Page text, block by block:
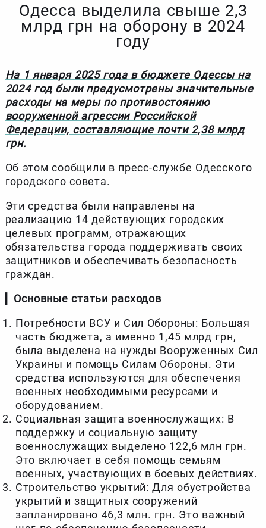
Одесса выделила свыше 2,3
млрд грн на оборону в 2024
году
На 1 января 2025 года в бюджете Одессы на
2024 год были предусмотрены значительные
расходы на меры по противостоянию
вооруженной агрессии Российской
Федерации, составляющие почти 2,38 млрд
грн.
Об этом сообщили в пресс-службе Одесского
городского совета.
Эти средства были направлены на
реализацию 14 действующих городских
целевых программ, отражающих
обязательства города поддерживать своих
защитников и обеспечивать безопасность
граждан.
Основные статьи расходов
Потребности ВСУ и Сил Обороны: Большая
часть бюджета, а именно 1,45 млрд грн,
была выделена на нужды Вооруженных Сил
Украины и помощь Силам Обороны. Эти
средства используются для обеспечения
военных необходимыми ресурсами и
оборудованием.
Социальная защита военнослужащих: В
поддержку и социальную защиту
военнослужащих выделено 122,6 млн грн.
Это включает в себя помощь семьям
военных, участвующих в боевых действиях.
Строительство укрытий: Для обустройства
укрытий и защитных сооружений
запланировано 46,3 млн. грн. Это важный